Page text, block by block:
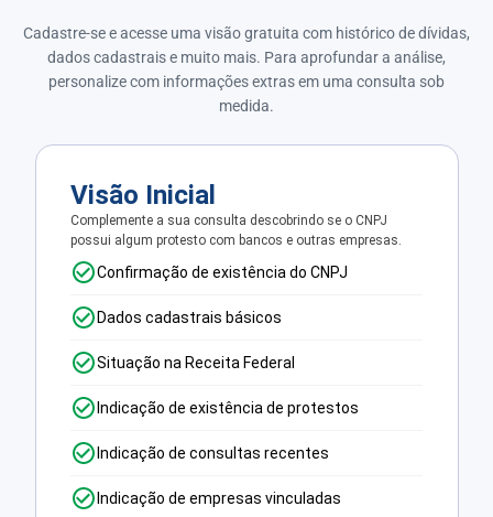
Cadastre-se e acesse uma visão gratuita com histórico de dívidas,
dados cadastrais e muito mais. Para aprofundar a análise,
personalize com informações extras em uma consulta sob
medida.
Visão Inicial
Complemente a sua consulta descobrindo se o CNPJ
possui algum protesto com bancos e outras empresas.
Confirmação de existência do CNPJ
Dados cadastrais básicos
Situação na Receita Federal
Indicação de existência de protestos
Indicação de consultas recentes
Indicação de empresas vinculadas